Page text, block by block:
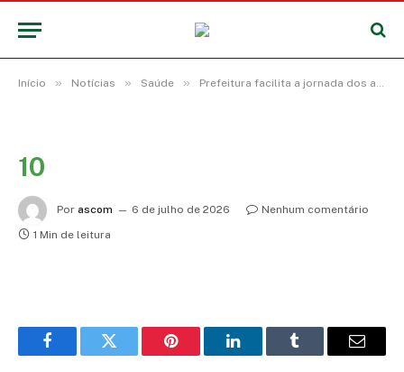
Início » Notícias » Saúde » Prefeitura facilita a jornada dos agentes comunitários de saúde e de endemias com tecnologia, equipamentos e novos materiais de trabalho
10
Por ascom 6 de julho de 2026
Nenhum comentário
1 Min de leitura
FacebookTwitter Pinterest LinkedInTumblr
E-